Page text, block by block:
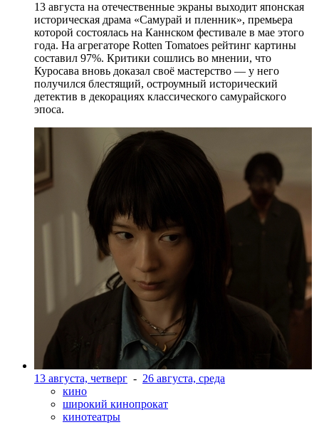
13 августа на отечественные экраны выходит японская
историческая драма «Самурай и пленник», премьера
которой состоялась на Каннском фестивале в мае этого
года. На агрегаторе Rotten Tomatoes рейтинг картины
составил 97%. Критики сошлись во мнении, что
Куросава вновь доказал своё мастерство — у него
получился блестящий, остроумный исторический
детектив в декорациях классического самурайского
эпоса.
13 августа, четверг - 26 августа, среда
кино
широкий кинопрокат
кинотеатры